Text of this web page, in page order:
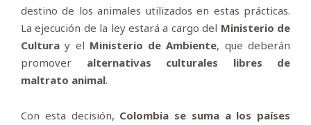
destino de los animales utilizados en estas prácticas.
La ejecución de la ley estará a cargo del Ministerio de
Cultura y el Ministerio de Ambiente, que deberán
promover alternativas culturales libres de
maltrato animal.
Con esta decisión, Colombia se suma a los países